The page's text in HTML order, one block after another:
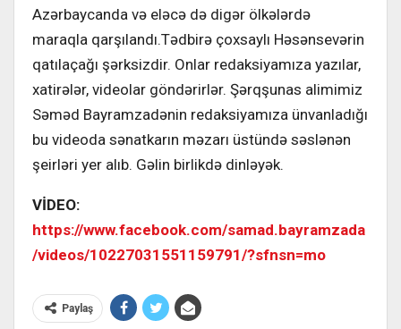
Azərbaycanda və eləcə də digər ölkələrdə
maraqla qarşılandı.Tədbirə çoxsaylı Həsənsevərin
qatılaçağı şərksizdir. Onlar redaksiyamıza yazılar,
xatirələr, videolar göndərirlər. Şərqşunas alimimiz
Səməd Bayramzadənin redaksiyamıza ünvanladığı
bu videoda sənatkarın məzarı üstündə səslənən
şeirləri yer alıb. Gəlin birlikdə dinləyək.
VİDEO:
https://www.facebook.com/samad.bayramzada
/videos/10227031551159791/?sfnsn=mo
Paylaş